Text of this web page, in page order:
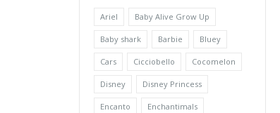
Ariel Baby Alive Grow Up
Baby shark Barbie Bluey
Cars Cicciobello Cocomelon
Disney Disney Princess
Encanto Enchantimals